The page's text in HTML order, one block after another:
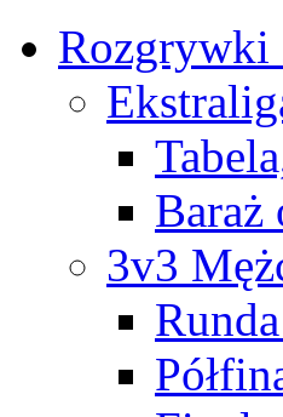
Rozgrywki
Baraż
3v3